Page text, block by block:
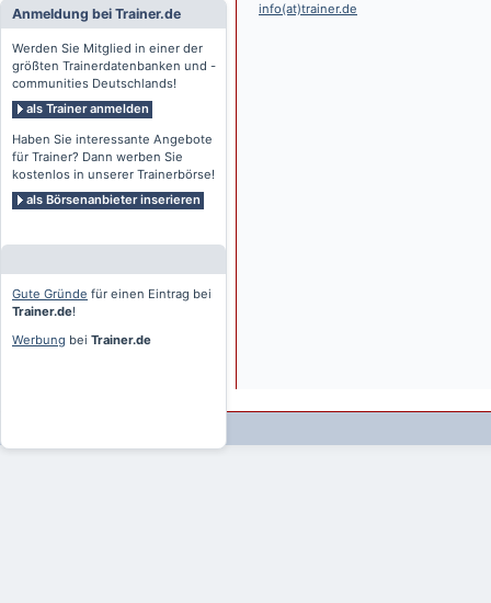
Anmeldung bei Trainer.de
Werden Sie Mitglied in einer der
größten Trainerdatenbanken und -
communities Deutschlands!
als Trainer anmelden
Haben Sie interessante Angebote
für Trainer? Dann werben Sie
kostenlos in unserer Trainerbörse!
als Börsenanbieter inserieren
Gute Gründe für einen Eintrag bei
Trainer.de!
Werbung bei Trainer.de
info(at)trainer.de